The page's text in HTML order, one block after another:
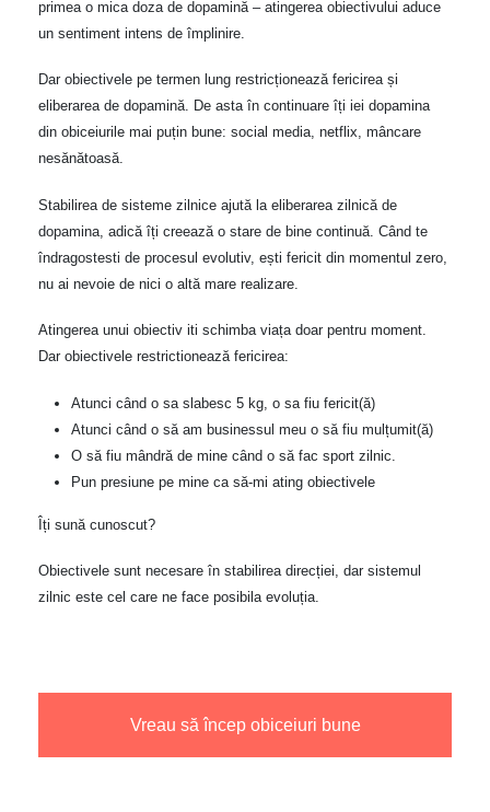
primea o mica doza de dopamină – atingerea obiectivului aduce
un sentiment intens de împlinire.
Dar obiectivele pe termen lung restricționează fericirea și
eliberarea de dopamină. De asta în continuare îți iei dopamina
din obiceiurile mai puțin bune: social media, netflix, mâncare
nesănătoasă.
Stabilirea de sisteme zilnice ajută la eliberarea zilnică de
dopamina, adică îți creează o stare de bine continuă. Când te
îndragostesti de procesul evolutiv, ești fericit din momentul zero,
nu ai nevoie de nici o altă mare realizare.
Atingerea unui obiectiv iti schimba viața doar pentru moment.
Dar obiectivele restrictionează fericirea:
Atunci când o sa slabesc 5 kg, o sa fiu fericit(ă)
Atunci când o să am businessul meu o să fiu mulțumit(ă)
O să fiu mândră de mine când o să fac sport zilnic.
Pun presiune pe mine ca să-mi ating obiectivele
Îți sună cunoscut?
Obiectivele sunt necesare în stabilirea direcției, dar sistemul
zilnic este cel care ne face posibila evoluția.
Vreau să încep obiceiuri bune